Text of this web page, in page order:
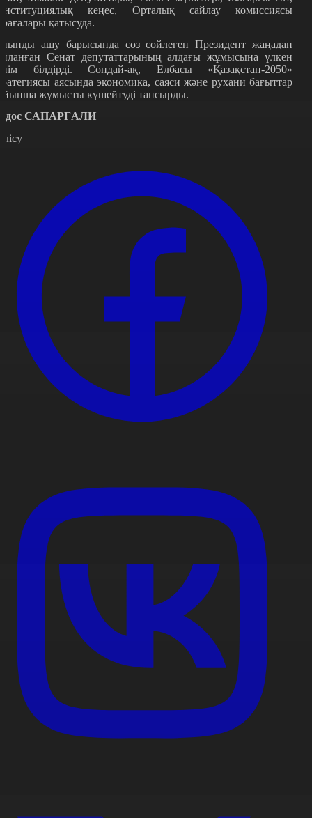
кеңес, Орталық сайлау комиссиясы
қатысуда.
ашу барысында сөз сөйлеген Президент жаңадан
Сенат депутаттарының алдағы жұмысына үлкен
білдірді. Сондай-ақ, Елбасы «Қазақстан-2050»
аясында экономика, саяси және рухани бағыттар
жұмысты күшейтуді тапсырды.
САПАРҒАЛИ